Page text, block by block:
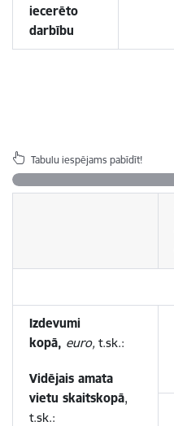
iecerēto
darbību
Tabulu iespējams pabīdīt!
Izdevumi
kopā, euro, t.sk.:
Vidējais amata
vietu skaitskopā,
t.sk.: